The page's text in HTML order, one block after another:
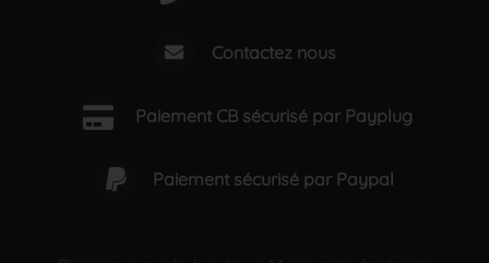
Contactez nous
Paiement CB sécurisé par Payplug
Paiement sécurisé par Paypal